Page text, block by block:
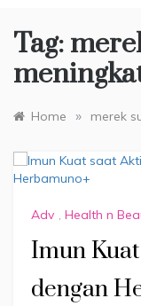
Tag:
Home » merek
Adv , Health n
Imun
dengan